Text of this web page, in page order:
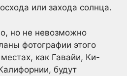
или захода солнца.
но не невозможно
фотографии этого
как Гавайи, Ки-
будут